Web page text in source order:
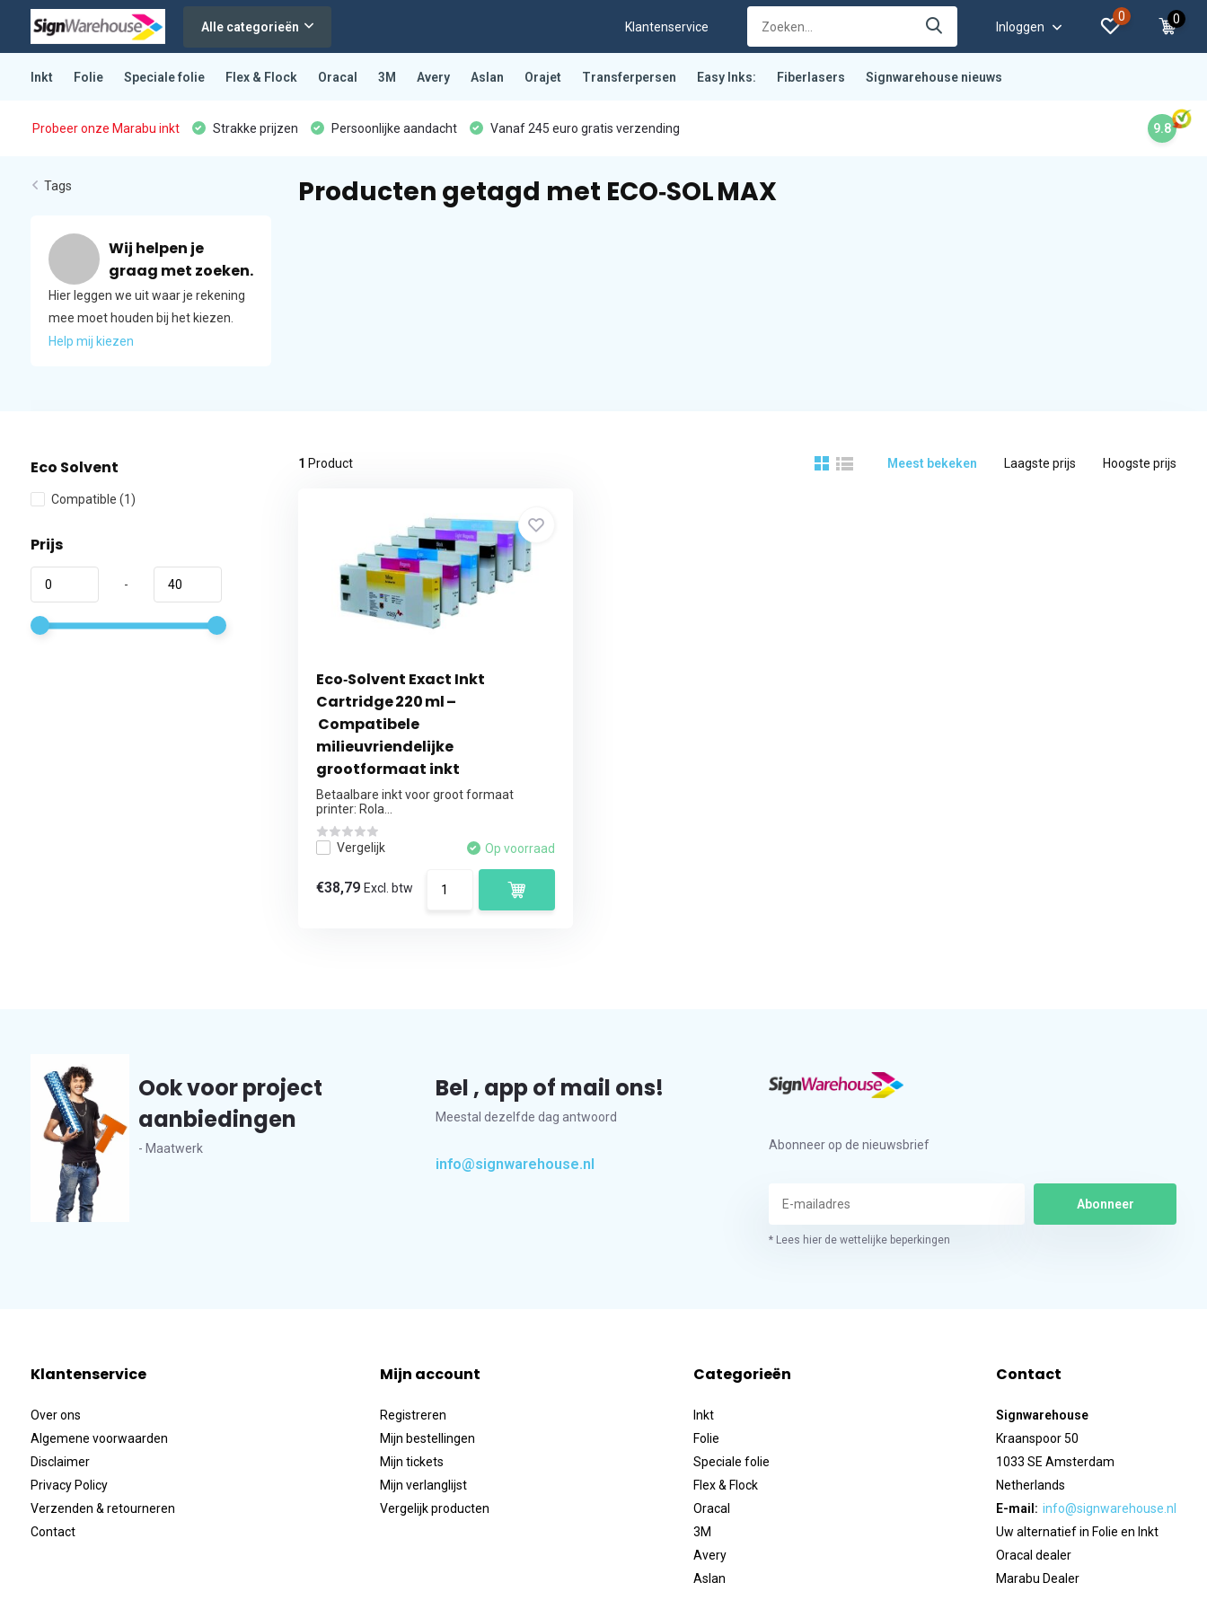
Alle categorieën Klantenservice Inloggen
0 0
Inkt Folie Speciale folie Flex & Flock Oracal 3M Avery Aslan Orajet Transferpersen Easy Inks: Fiberlasers Signwarehouse nieuws
Probeer onze Marabu inkt Strakke prijzen Persoonlijke aandacht Vanaf 245 euro gratis verzending 9.8
Tags
Wij helpen je
graag met zoeken.
Hier leggen we uit waar je rekening
mee moet houden bij het kiezen.
Help mij kiezen
Producten getagd met ECO‑SOL MAX
Eco Solvent
Compatible (1)
Prijs
-
1 Product Meest bekeken Laagste prijs Hoogste prijs
Eco‑Solvent Exact Inkt
Cartridge 220 ml –
Compatibele
milieuvriendelijke
grootformaat inkt
Betaalbare inkt voor groot formaat
printer: Rola...
Vergelijk Op voorraad
€38,79 Excl. btw
Ook voor project
aanbiedingen
- Maatwerk
Bel , app of mail ons!
Meestal dezelfde dag antwoord
info@signwarehouse.nl
Abonneer op de nieuwsbrief
Abonneer
* Lees hier de wettelijke beperkingen
Klantenservice
Over ons
Algemene voorwaarden
Disclaimer
Privacy Policy
Verzenden & retourneren
Contact
Mijn account
Registreren
Mijn bestellingen
Mijn tickets
Mijn verlanglijst
Vergelijk producten
Categorieën
Inkt
Folie
Speciale folie
Flex & Flock
Oracal
3M
Avery
Aslan
Contact
Signwarehouse
Kraanspoor 50
1033 SE Amsterdam
Netherlands
E-mail: info@signwarehouse.nl
Uw alternatief in Folie en Inkt
Oracal dealer
Marabu Dealer